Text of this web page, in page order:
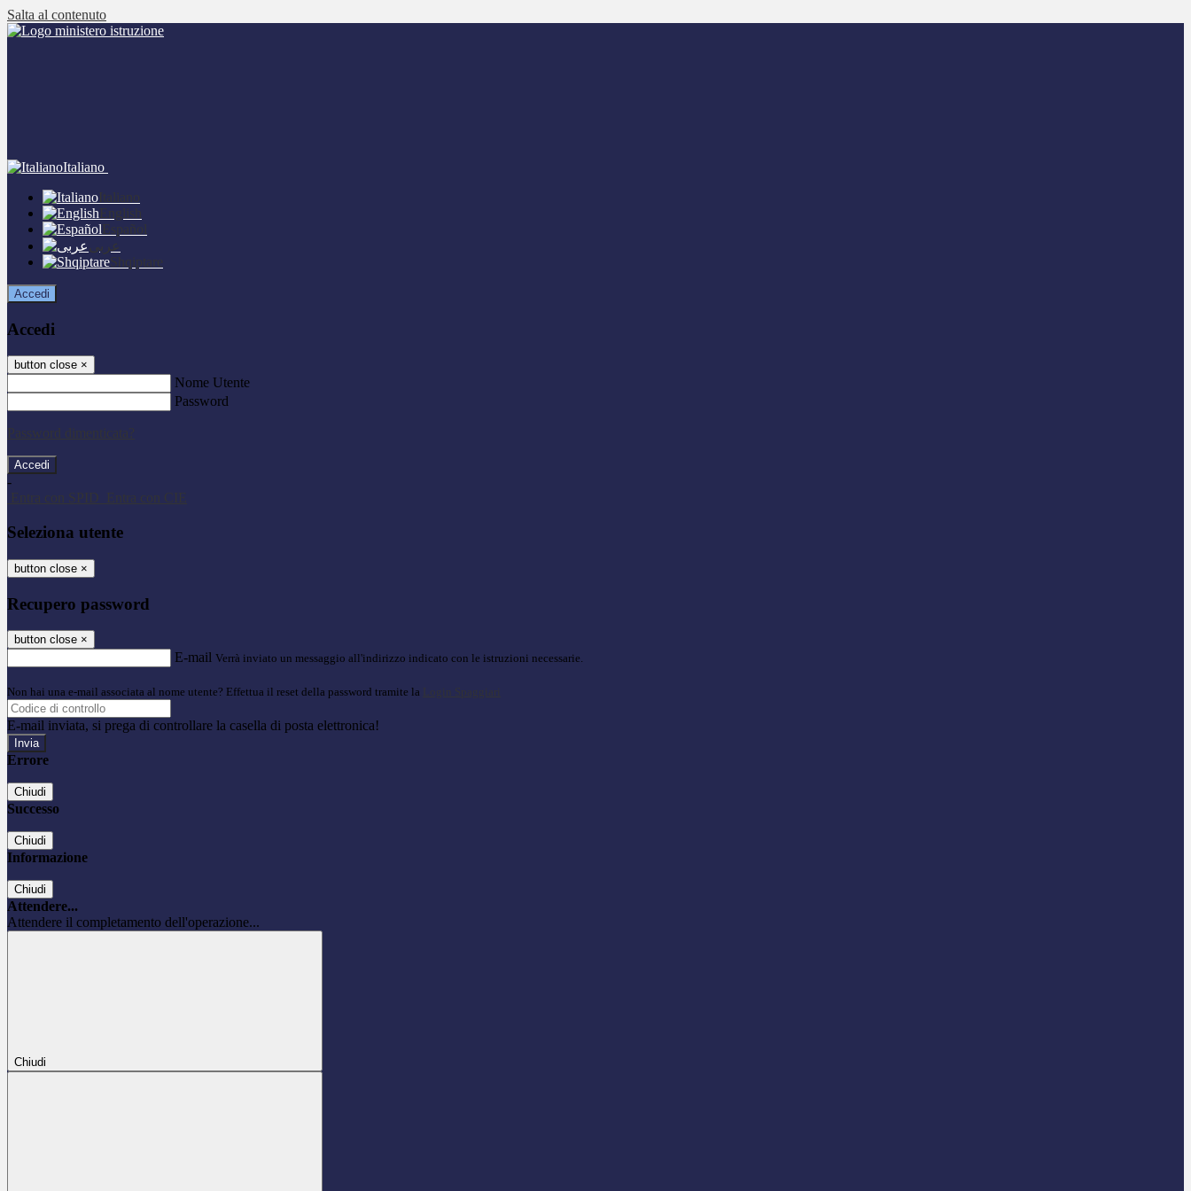
Salta al contenuto
Italiano
Italiano
English
Español
عربى
Shqiptare
Accedi
Accedi
button close ×
Nome Utente
Password
Password dimenticata?
-
Entra con SPID
Entra con CIE
Seleziona utente
button close ×
Recupero password
button close ×
E-mail Verrà inviato un messaggio all'indirizzo indicato con le istruzioni necessarie.
Non hai una e-mail associata al nome utente? Effettua il reset della password tramite la Login Spaggiari
E-mail inviata, si prega di controllare la casella di posta elettronica!
Errore
Chiudi
Successo
Chiudi
Informazione
Chiudi
Attendere...
Attendere il completamento dell'operazione...
Chiudi